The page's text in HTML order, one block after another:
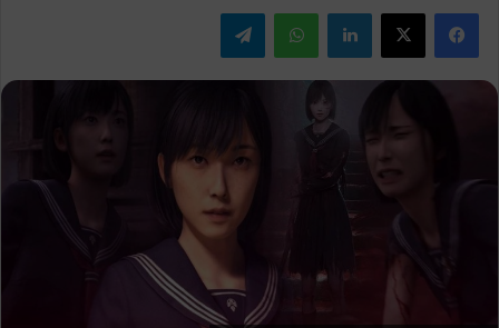
فیس بوک X لینکدین واتس آپ تلگرام